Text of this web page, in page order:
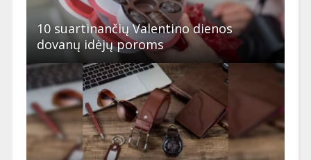
10 suartinančių Valentino dienos
dovanų idėjų poroms